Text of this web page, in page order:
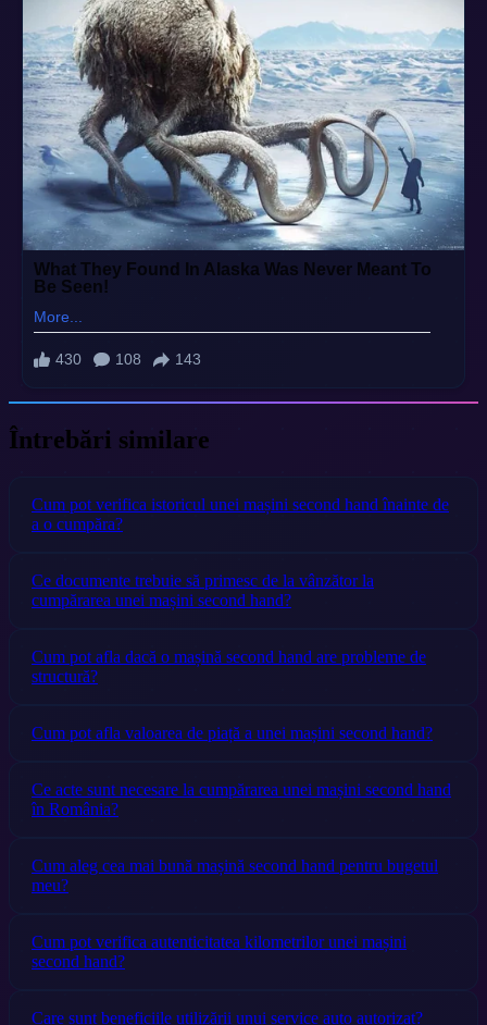
Întrebări similare
Cum pot verifica istoricul unei mașini second hand înainte de
a o cumpăra?
Ce documente trebuie să primesc de la vânzător la
cumpărarea unei mașini second hand?
Cum pot afla dacă o mașină second hand are probleme de
structură?
Cum pot afla valoarea de piață a unei mașini second hand?
Ce acte sunt necesare la cumpărarea unei mașini second hand
în România?
Cum aleg cea mai bună mașină second hand pentru bugetul
meu?
Cum pot verifica autenticitatea kilometrilor unei mașini
second hand?
Care sunt beneficiile utilizării unui service auto autorizat?